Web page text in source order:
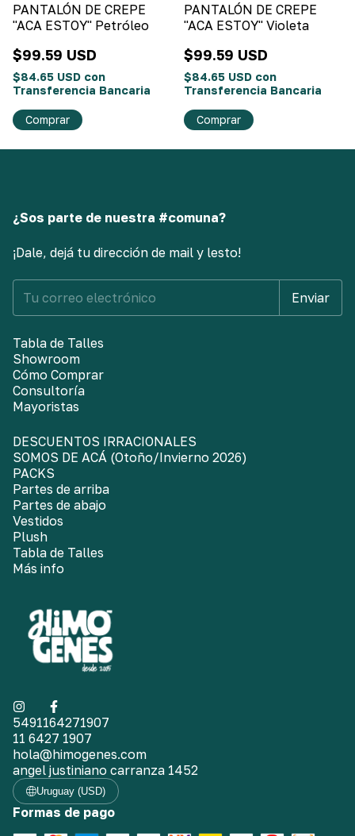
PANTALÓN DE CREPE
"ACA ESTOY" Petróleo
$99.59 USD
$84.65 USD con
Transferencia Bancaria
Comprar
PANTALÓN DE CREPE
"ACA ESTOY" Violeta
$99.59 USD
$84.65 USD con
Transferencia Bancaria
Comprar
¿Sos parte de nuestra #comuna?
¡Dale, dejá tu dirección de mail y lesto!
Tabla de Talles
Showroom
Cómo Comprar
Consultoría
Mayoristas
DESCUENTOS IRRACIONALES
SOMOS DE ACÁ (Otoño/Invierno 2026)
PACKS
Partes de arriba
Partes de abajo
Vestidos
Plush
Tabla de Talles
Más info
5491164271907
11 6427 1907
hola@himogenes.com
angel justiniano carranza 1452
Uruguay (USD)
Formas de pago